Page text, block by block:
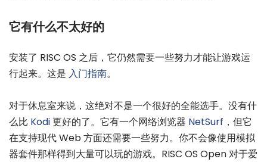
它有什么不太好的
安装了 RISC OS 之后，它仍然需要一些努力才能让游戏运
行起来。这是 入门指南。
对于休息室来说，这绝对不是一个很好的全能选手。没有什
么比 Kodi更好的了。它有一个网络浏览器 NetSurf ，但它
在支持现代 Web 方面还需要一些努力。你不会像使用模拟
器套件那样得到大量可以玩的游戏。RISC OS Open 对于爱